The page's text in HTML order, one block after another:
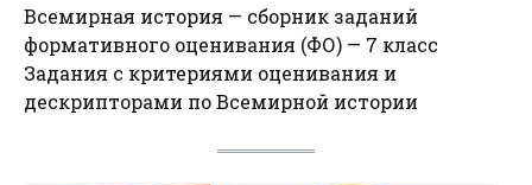
Всемирная история — сборник заданий
формативного оценивания (ФО) — 7 класс
Задания с критериями оценивания и
дескрипторами по Всемирной истории